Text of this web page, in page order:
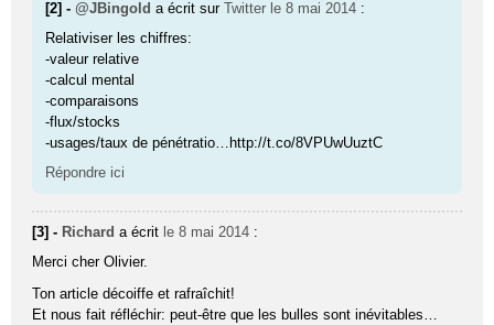
[2] -@JBingold a écrit surTwitter le 8 mai 2014 :
Relativiser les chiffres:
-valeur relative
-calcul mental
-comparaisons
-flux/stocks
-usages/taux de pénétratio…http://t.co/8VPUwUuztC
Répondre ici
[3] - Richard a écrit le 8 mai 2014 :
Merci cher Olivier.
Ton article décoiffe et rafraîchit!
Et nous fait réfléchir: peut-être que les bulles sont inévitables…